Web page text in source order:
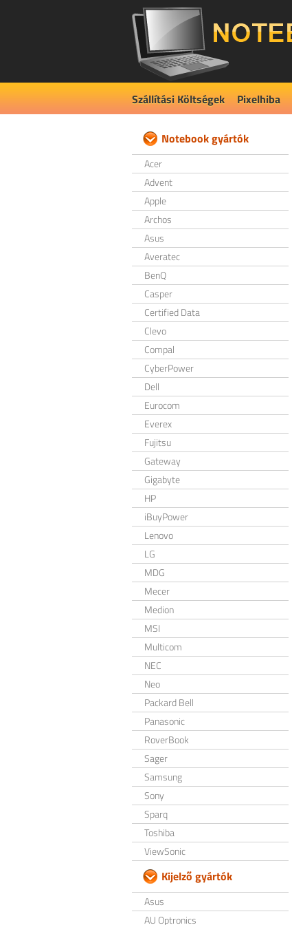
Szállítási Költségek Pixelhiba
Notebook gyártók
Acer
Advent
Apple
Archos
Asus
Averatec
BenQ
Casper
Certified Data
Clevo
Compal
CyberPower
Dell
Eurocom
Everex
Fujitsu
Gateway
Gigabyte
HP
iBuyPower
Lenovo
LG
MDG
Mecer
Medion
MSI
Multicom
NEC
Neo
Packard Bell
Panasonic
RoverBook
Sager
Samsung
Sony
Sparq
Toshiba
ViewSonic
Kijelző gyártók
Asus
AU Optronics